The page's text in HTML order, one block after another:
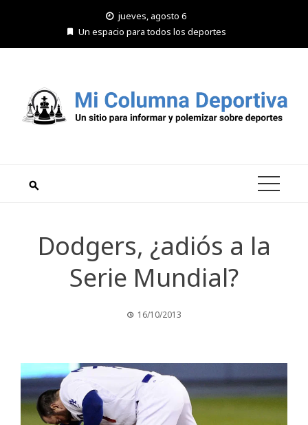
jueves, agosto 6
Un espacio para todos los deportes
Dodgers, ¿adiós a la
Serie Mundial?
16/10/2013